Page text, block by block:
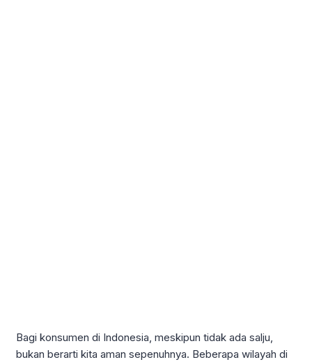
Bagi konsumen di Indonesia, meskipun tidak ada salju,
bukan berarti kita aman sepenuhnya. Beberapa wilayah di